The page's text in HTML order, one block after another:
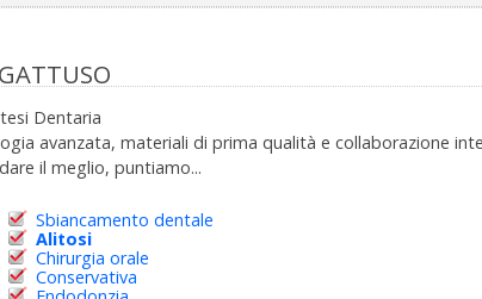
Dentaria
avanzata, materiali di prima qualità e collaborazione
il meglio, puntiamo...
Sbiancamento dentale
Alitosi
Chirurgia orale
Conservativa